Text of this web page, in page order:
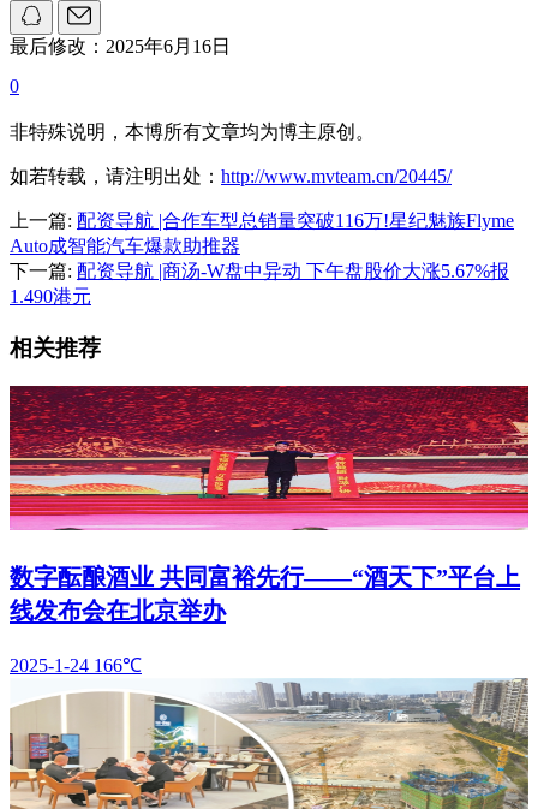
最后修改：2025年6月16日
0
非特殊说明，本博所有文章均为博主原创。
如若转载，请注明出处： http://www.mvteam.cn/20445/
上一篇: 配资导航 |合作车型总销量突破116万!星纪魅族Flyme
Auto成智能汽车爆款助推器
下一篇: 配资导航 |商汤-W盘中异动 下午盘股价大涨5.67%报
1.490港元
相关推荐
数字酝酿酒业 共同富裕先行——“酒天下”平台上
线发布会在北京举办
2025-1-24 166℃